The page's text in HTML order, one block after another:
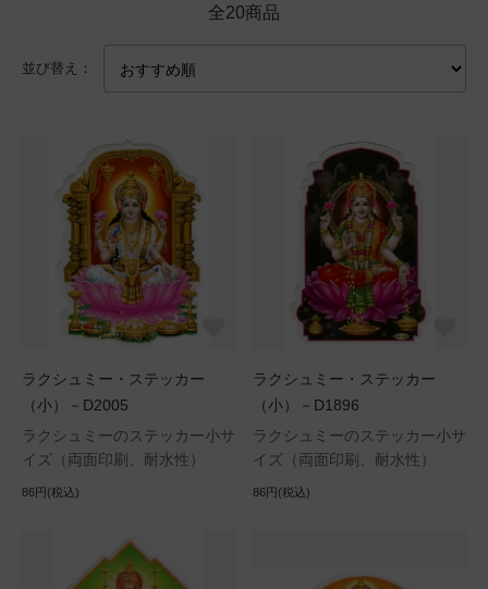
全20商品
並び替え：
ラクシュミー・ステッカー
（小）－D2005
ラクシュミーのステッカー小サ
イズ（両面印刷、耐水性）
86円(税込)
ラクシュミー・ステッカー
（小）－D1896
ラクシュミーのステッカー小サ
イズ（両面印刷、耐水性）
86円(税込)